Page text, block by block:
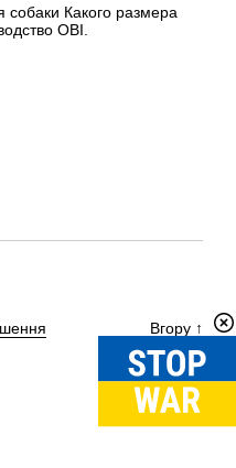
собаки Какого размера
OBI.
Вгору ↑